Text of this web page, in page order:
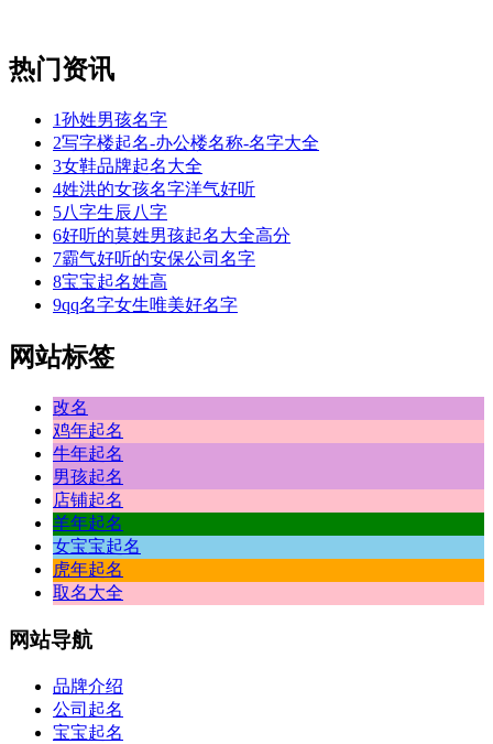
热门资讯
1孙姓男孩名字
2写字楼起名-办公楼名称-名字大全
3女鞋品牌起名大全
4姓洪的女孩名字洋气好听
5八字生辰八字
6好听的莫姓男孩起名大全高分
7霸气好听的安保公司名字
8宝宝起名姓高
9qq名字女生唯美好名字
网站标签
改名
鸡年起名
牛年起名
男孩起名
店铺起名
羊年起名
女宝宝起名
虎年起名
取名大全
网站导航
品牌介绍
公司起名
宝宝起名